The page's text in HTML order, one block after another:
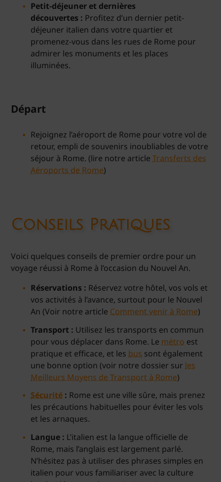
Petit-déjeuner et dernières
découvertes : Profitez d’un dernier petit-
déjeuner italien dans votre quartier et
promenez-vous dans les rues de Rome pour
admirer les monuments et les places
illuminées.
Départ
Rejoignez l’aéroport de Rome pour votre vol de
retour, empli de souvenirs inoubliables de votre
séjour à Rome. (lire notre articleTransferts des
Aéroports de Rome)
Conseils Pratiques
Voici quelques conseils de premier ordre pour un
voyage réussi à Rome à l’occasion du Nouvel An.
Réservations : Réservez votre hôtel, vos vols et
vos activités à l’avance, surtout pour le Nouvel
An (Voir notre article Comment venir à Rome)
Transport : Utilisez les transports en commun
pour vous déplacer dans Rome. Le métro est
pratique et efficace, et les bus sont également
une bonne option (voir notre dossier sur les
Meilleurs Moyens de Transport à Rome)
Sécurité : Rome est une ville sûre, mais prenez
les précautions habituelles pour éviter les vols
et les arnaques.
Langue : L’italien est la langue officielle de
Rome, mais l’anglais est largement parlé.
N’hésitez pas à utiliser des phrases simples en
italien pour vous familiariser avec la culture